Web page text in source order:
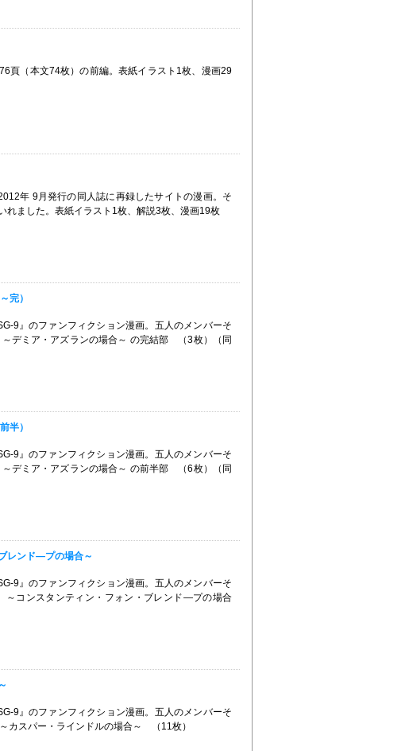
頁（本文74枚）の前編。表紙イラスト1枚、漫画29
年 9月発行の同人誌に再録したサイトの漫画。そ
れました。表紙イラスト1枚、解説3枚、漫画19枚
完）
9』のファンフィクション漫画。五人のメンバーそ
デミア・アズランの場合～ の完結部 （3枚）（同
半）
9』のファンフィクション漫画。五人のメンバーそ
デミア・アズランの場合～ の前半部 （6枚）（同
レンド―プの場合～
9』のファンフィクション漫画。五人のメンバーそ
コンスタンティン・フォン・ブレンド―プの場合
9』のファンフィクション漫画。五人のメンバーそ
カスパー・ラインドルの場合～ （11枚）